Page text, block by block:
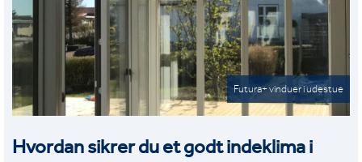
Futura+ vinduer i udestue
Hvordan sikrer du et godt indeklima i